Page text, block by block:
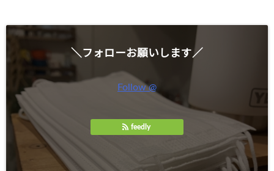
＼フォローお願いします／
Follow @
feedly